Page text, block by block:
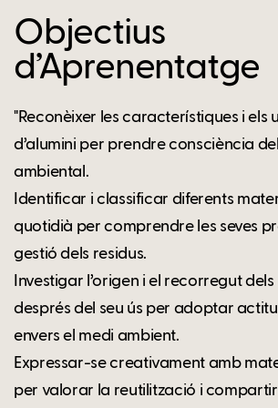
Objectius
d’Aprenentatge
"Reconèixer les característiques i els
d’alumini per prendre consciència
ambiental.
Identificar i classificar diferents
quotidià per comprendre les seves
gestió dels residus.
Investigar l’origen i el recorregut
després del seu ús per adoptar
envers el medi ambient.
Expressar-se creativament amb
per valorar la reutilització i compartir